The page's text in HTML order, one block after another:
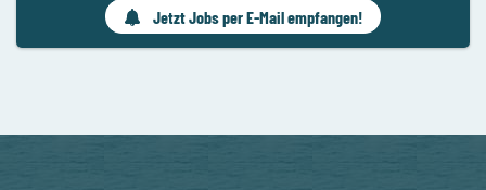
Jetzt Jobs per E-Mail empfangen!